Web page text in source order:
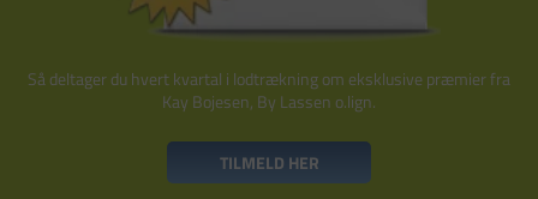
Så deltager du hvert kvartal i lodtrækning om eksklusive præmier fra
Kay Bojesen, By Lassen o.lign.
TILMELD HER